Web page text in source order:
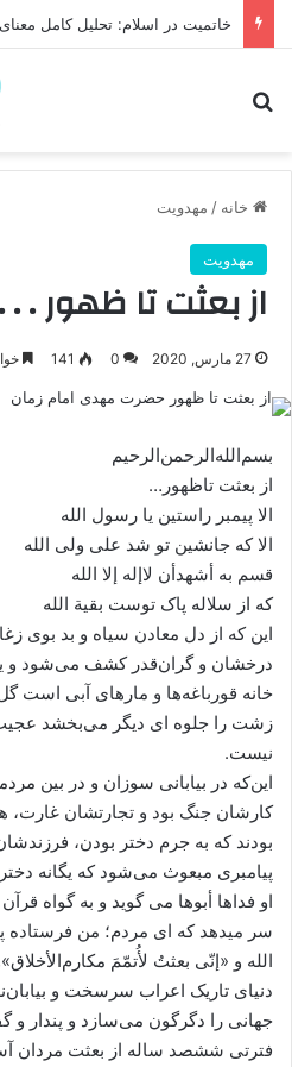
دعا و نقش آن در تعجیل فرج امام
خانه / مهدویت
مهدویت
از بعثت تا ظهور . . .
27 مارس, 2020 0
141
بسم‌الله‌الرحمن‌الرحیم
از بعثت تاظهور…
الا پیمبر راستین یا رسول الله
الا که جانشین تو شد علی ولی الله
قسم به أشهدأن لاإله إلا الله
که از سلاله پاک توست بقیة الله
این که از دل معادن سیاه و بد بوی
درخشان و گران‌قدر کشف می‌شود و
خانه قورباغه‌ها و مارهای آبی است
زشت را جلوه ای دیگر می‌بخشد
نیست.
این‌که در بیابانی سوزان و در بین
کارشان جنگ بود و تجارتشان غارت،
بودند که به جرم دختر بودن،
پیامبری مبعوث می‌شود که یگانه
او فداها أبوها می گوید و به گواه
سر میدهد که ای مردم؛ من فرستاده
الله و «إنّی بعثتُ لأُتمّمَ
دنیای تاریک اعراب سرسخت و
جهانی را دگرگون می‌سازد و پندار و
فترتی ششصد ساله از بعثت مردان